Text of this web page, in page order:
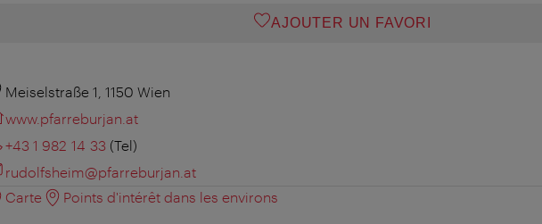
AJOUTER UN FAVORI
Meiselstraße 1, 1150 Wien
www.pfarreburjan.at
+43 1 982 14 33 (Tel)
rudolfsheim@pfarreburjan.at
Carte
Points d'intérêt dans les environs